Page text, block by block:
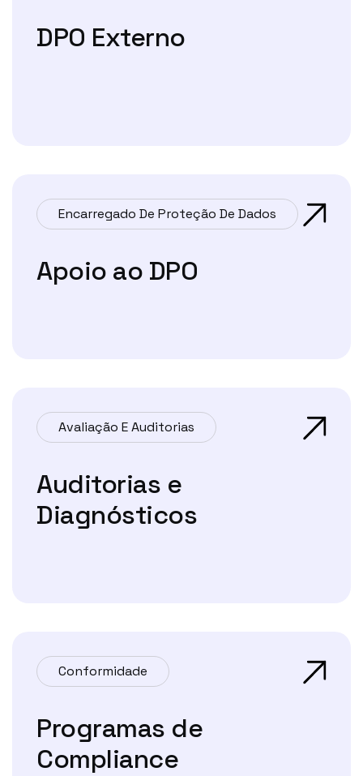
DPO Externo
Encarregado De Proteção De Dados
Apoio ao DPO
Avaliação E Auditorias
Auditorias e
Diagnósticos
Conformidade
Programas de
Compliance